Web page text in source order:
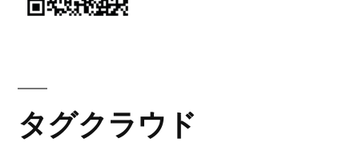
タグクラウド